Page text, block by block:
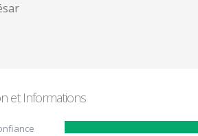
et Informations